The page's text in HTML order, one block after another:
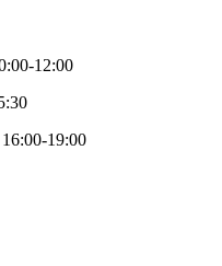
12:00
19:00